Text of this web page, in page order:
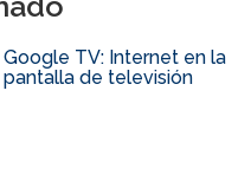
Google TV: Internet en la
pantalla de televisión